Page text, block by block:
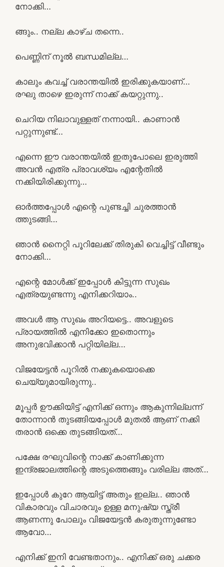
നോക്കി…
ങ്ങും.. നല്ല കാഴ്ച തന്നെ..
പെണ്ണിന് നൂൽ ബന്ധമില്ല…
കാലും കവച്ച് വരാന്തയിൽ ഇരിക്കുകയാണ്…
രഘു താഴെ ഇരുന്ന് നാക്ക് കയറ്റുന്നു..
ചെറിയ നിലാവുള്ളത് നന്നായി.. കാണാൻ
പറ്റുന്നുണ്ട്…
എന്നെ ഈ വരാന്തയിൽ ഇതുപോലെ ഇരുത്തി
അവൻ എത്ര പ്രാവശ്യം എന്റേതിൽ
നക്കിയിരിക്കുന്നു…
ഓർത്തപ്പോൾ എന്റെ പുണ്ടച്ചി ചുരത്താൻ
ത്തുടങ്ങി…
ഞാൻ നൈറ്റി പൂറിലേക്ക് തിരുകി വെച്ചിട്ട് വീണ്ടും
നോക്കി…
എന്റെ മോൾക്ക് ഇപ്പോൾ കിട്ടുന്ന സുഖം
എത്രയുണ്ടന്നു എനിക്കറിയാം..
അവൾ ആ സുഖം അറിയട്ടെ.. അവളുടെ
പ്രായത്തിൽ എനിക്കോ ഇതൊന്നും
അനുഭവിക്കാൻ പറ്റിയില്ല…
വിജയേട്ടൻ പൂറിൽ നക്കുകയൊക്കെ
ചെയ്യുമായിരുന്നു..
മൂപ്പർ ഊക്കിയിട്ട് എനിക്ക് ഒന്നും ആകുന്നില്ലന്ന്
തോന്നാൻ തുടങ്ങിയപ്പോൾ മുതൽ ആണ് നക്കി
തരാൻ ഒക്കെ തുടങ്ങിയത്…
പക്ഷേ രഘുവിന്റെ നാക്ക്‌ കാണിക്കുന്ന
ഇന്ദ്രജാലത്തിന്റെ അടുത്തെങ്ങും വരില്ല അത്…
ഇപ്പോൾ കുറേ ആയിട്ട് അതും ഇല്ല.. ഞാൻ
വികാരവും വിചാരവും ഉള്ള മനുഷ്യ സ്ത്രീ
ആണന്നു പോലും വിജയേട്ടൻ കരുതുന്നുണ്ടോ
ആവോ…
എനിക്ക് ഇനി വേണ്ടതാനും.. എനിക്ക് ഒരു ചക്കര